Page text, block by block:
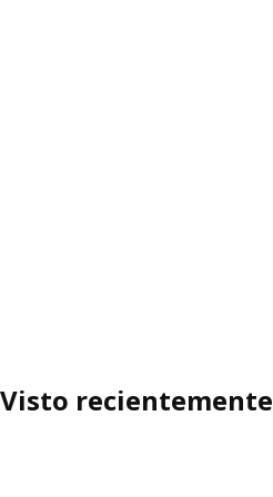
Visto recientemente